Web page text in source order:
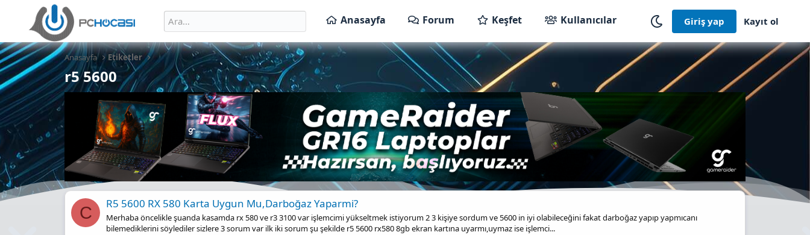
Anasayfa Forum Keşfet Kullanıcılar Giriş yap Kayıt ol
Anasayfa Etiketler
r5 5600
C R5 5600 RX 580 Karta Uygun Mu,Darboğaz Yaparmi?
Merhaba öncelikle şuanda kasamda rx 580 ve r3 3100 var işlemcimi yükseltmek istiyorum 2 3 kişiye sordum ve 5600 in iyi olabileceğini fakat darboğaz yapıp yapmıcanı
bilemediklerini söylediler sizlere 3 sorum var ilk iki sorum şu şekilde r5 5600 rx580 8gb ekran kartına uyarmı,uymaz ise işlemci...